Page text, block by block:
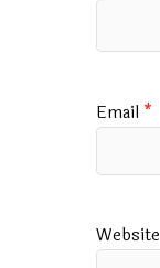
Email *
Website